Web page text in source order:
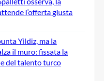
l’offerta giusta
Yildiz, ma la
il muro: fissata la
del talento turco